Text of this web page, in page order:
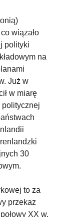
wiązało
polityki
na
Już w
w miarę
politycznej
30
to za
przekaz
XX w.